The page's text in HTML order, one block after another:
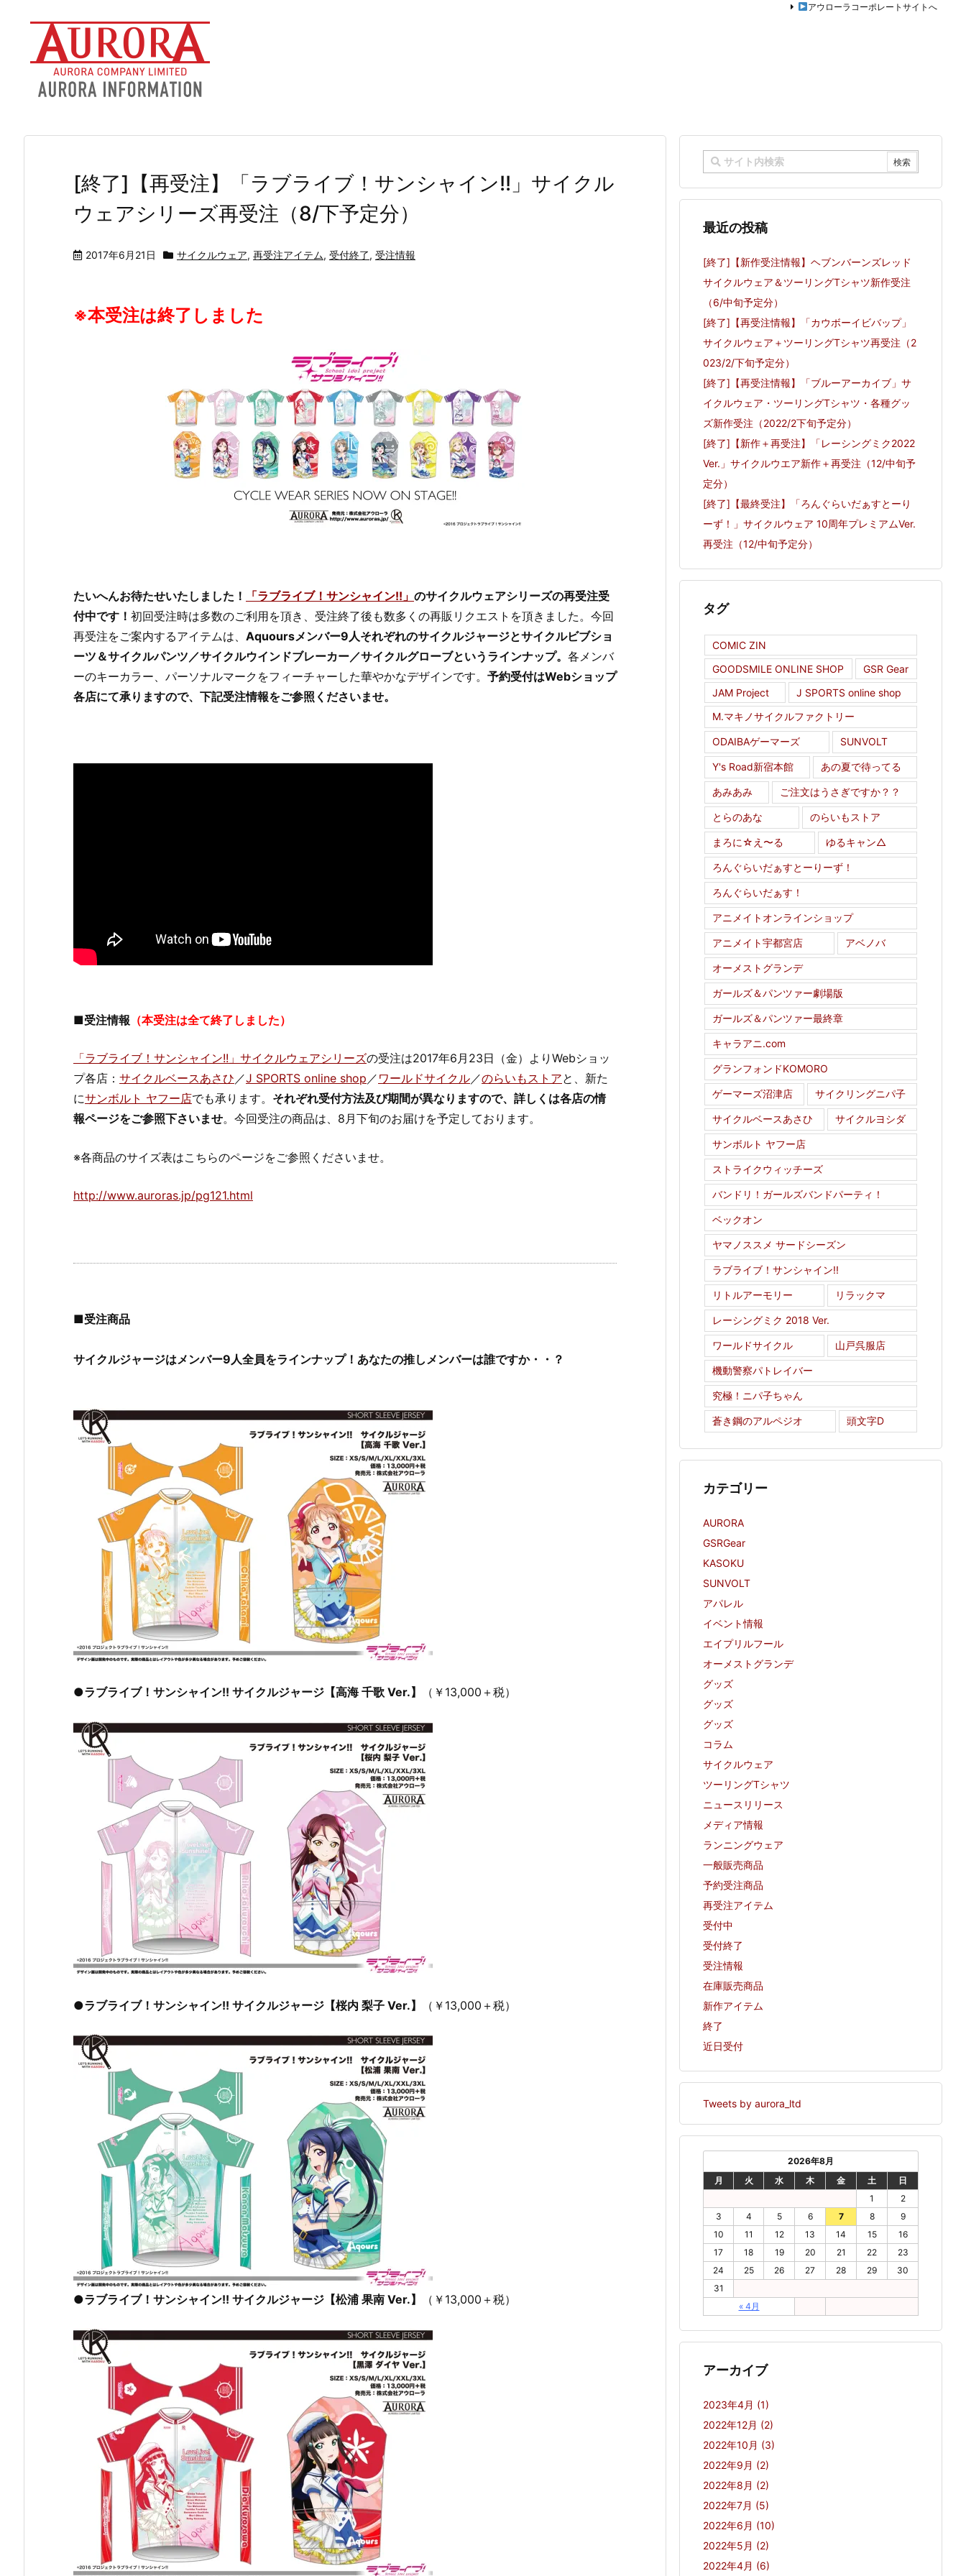
アウローラコーポレートサイトへ
[終了]【再受注】「ラブライブ！サンシャイン!!」サイクル
ウェアシリーズ再受注（8/下予定分）
2017年6月21日 サイクルウェア, 再受注アイテム, 受付終了, 受注情報
※本受注は終了しました
たいへんお待たせいたしました！ 「ラブライブ！サンシャイン!!」 のサイクルウェアシリーズの再受注受
付中です！ 初回受注時は多数のご利用を頂き、受注終了後も数多くの再販リクエストを頂きました。今回
再受注をご案内するアイテムは、 Aquoursメンバー9人それぞれのサイクルジャージとサイクルビブショ
ーツ＆サイクルパンツ／サイクルウインドブレーカー／サイクルグローブというラインナップ。 各メンバ
ーのキーカラー、パーソナルマークをフィーチャーした華やかなデザインです。 予約受付はWebショップ
各店にて承りますので、下記受注情報をご参照くださいませ。
■受注情報 （本受注は全て終了しました）
「ラブライブ！サンシャイン!!」サイクルウェアシリーズの受注は2017年6月23日（金）よりWebショッ
プ各店： サイクルベースあさひ ／J SPORTS online shop ／ ワールドサイクル／のらいもストアと、新た
にサンボルト ヤフー店でも承ります。 それぞれ受付方法及び期間が異なりますので、詳しくは各店の情
報ページをご参照下さいませ。今回受注の商品は、8月下旬のお届けを予定しております。
※各商品のサイズ表はこちらのページをご参照くださいませ。
http://www.auroras.jp/pg121.html
■受注商品
サイクルジャージはメンバー9人全員をラインナップ！あなたの推しメンバーは誰ですか・・？
●ラブライブ！サンシャイン!! サイクルジャージ【高海 千歌 Ver.】 （￥13,000＋税）
●ラブライブ！サンシャイン!! サイクルジャージ【桜内 梨子 Ver.】 （￥13,000＋税）
●ラブライブ！サンシャイン!! サイクルジャージ【松浦 果南 Ver.】 （￥13,000＋税）
最近の投稿
[終了]【新作受注情報】ヘブンバーンズレッド
サイクルウェア＆ツーリングTシャツ新作受注
（6/中旬予定分）
[終了]【再受注情報】「カウボーイビバップ」
サイクルウェア＋ツーリングTシャツ再受注（2
023/2/下旬予定分）
[終了]【再受注情報】「ブルーアーカイブ」サ
イクルウェア・ツーリングTシャツ・各種グッ
ズ新作受注（2022/2下旬予定分）
[終了]【新作＋再受注】「レーシングミク2022
Ver.」サイクルウエア新作＋再受注（12/中旬予
定分）
[終了]【最終受注】「ろんぐらいだぁすとーり
ーず！」サイクルウェア 10周年プレミアムVer.
再受注（12/中旬予定分）
タグ
COMIC ZIN
GOODSMILE ONLINE SHOP
GSR Gear
JAM Project
J SPORTS online shop
M.マキノサイクルファクトリー
ODAIBAゲーマーズ SUNVOLT
Y's Road新宿本館 あの夏で待ってる
あみあみ ご注文はうさぎですか？？
とらのあな のらいもストア
まろに☆え〜る ゆるキャン△
ろんぐらいだぁすとーりーず！
ろんぐらいだぁす！
アニメイトオンラインショップ
アニメイト宇都宮店 アベノバ
オーメストグランデ
ガールズ＆パンツァー劇場版
ガールズ＆パンツァー最終章
キャラアニ.com
グランフォンドKOMORO
ゲーマーズ沼津店 サイクリングニパ子
サイクルベースあさひ サイクルヨシダ
サンボルト ヤフー店
ストライクウィッチーズ
バンドリ！ガールズバンドパーティ！
ベックオン
ヤマノススメ サードシーズン
ラブライブ！サンシャイン!!
リトルアーモリー リラックマ
レーシングミク 2018 Ver.
ワールドサイクル 山戸呉服店
機動警察パトレイバー
究極！ニパ子ちゃん
蒼き鋼のアルペジオ 頭文字D
カテゴリー
AURORA
GSRGear
KASOKU
SUNVOLT
アパレル
イベント情報
エイプリルフール
オーメストグランデ
グッズ
グッズ
グッズ
コラム
サイクルウェア
ツーリングTシャツ
ニュースリリース
メディア情報
ランニングウェア
一般販売商品
予約受注商品
再受注アイテム
受付中
受付終了
受注情報
在庫販売商品
新作アイテム
終了
近日受付
Tweets by aurora_ltd
2026年8月
月
火 水 木 金 土 日
« 4月
1
2
3
4 5 6 7 8
9
10
11 12 13 14 15
16
17
18 19 20 21 22
23
24
25 26 27 28 29
30
31
アーカイブ
2023年4月 (1)
2022年12月 (2)
2022年10月 (3)
2022年9月 (2)
2022年8月 (2)
2022年7月 (5)
2022年6月 (10)
2022年5月 (2)
2022年4月 (6)